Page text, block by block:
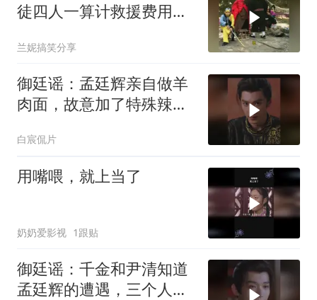
徒四人一算计救援费用，
兰妮搞笑分享
御廷谣：孟廷辉亲自做羊
肉面，故意加了特殊辣
白宸侃片
用嘴喂，就上当了
奶奶爱影视 1跟贴
御廷谣：千金和尹清知道
孟廷辉的遭遇，三个人哭